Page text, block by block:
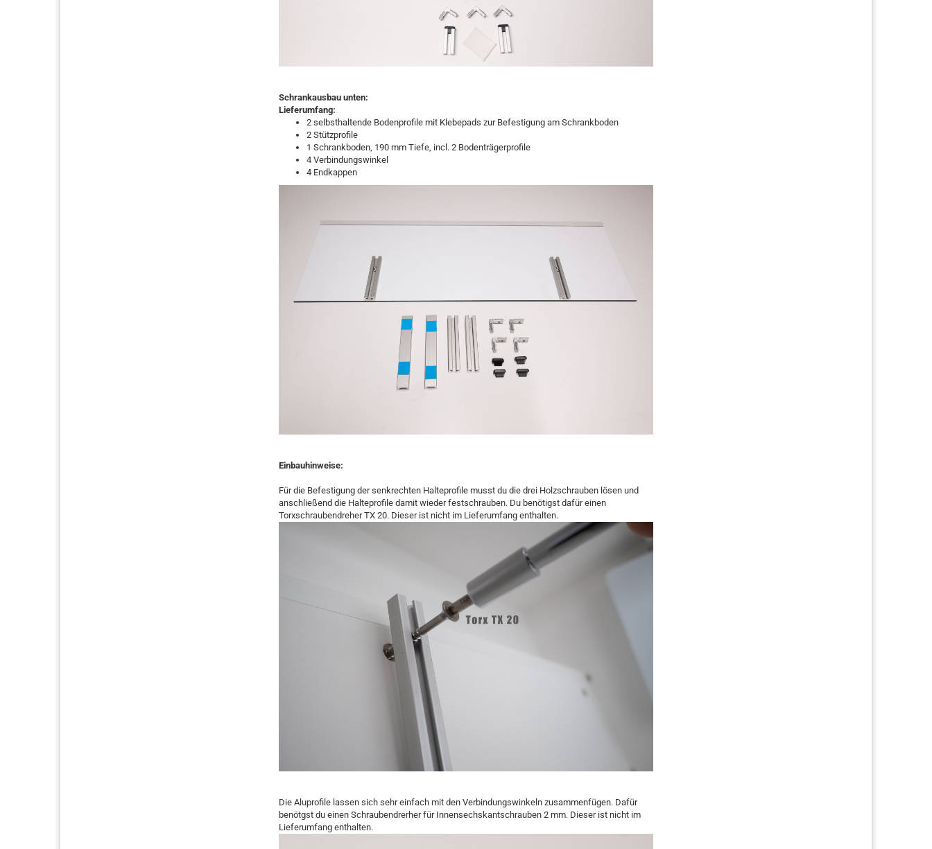
Schrankausbau unten:
Lieferumfang:
2 selbsthaltende Bodenprofile mit Klebepads zur Befestigung am Schrankboden
2 Stützprofile
1 Schrankboden, 190 mm Tiefe, incl. 2 Bodenträgerprofile
4 Verbindungswinkel
4 Endkappen
Einbauhinweise:
Für die Befestigung der senkrechten Halteprofile musst du die drei Holzschrauben lösen und
anschließend die Halteprofile damit wieder festschrauben. Du benötigst dafür einen
Torxschraubendreher TX 20. Dieser ist nicht im Lieferumfang enthalten.
Die Aluprofile lassen sich sehr einfach mit den Verbindungswinkeln zusammenfügen. Dafür
benötgst du einen Schraubendrerher für Innensechskantschrauben 2 mm. Dieser ist nicht im
Lieferumfang enthalten.